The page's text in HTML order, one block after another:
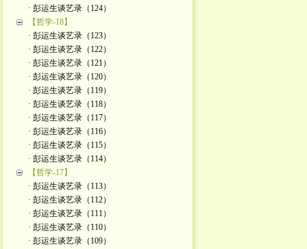
· 彭运生谈艺录（124）
【哲学-18】
· 彭运生谈艺录（123）
· 彭运生谈艺录（122）
· 彭运生谈艺录（121）
· 彭运生谈艺录（120）
· 彭运生谈艺录（119）
· 彭运生谈艺录（118）
· 彭运生谈艺录（117）
· 彭运生谈艺录（116）
· 彭运生谈艺录（115）
· 彭运生谈艺录（114）
【哲学-17】
· 彭运生谈艺录（113）
· 彭运生谈艺录（112）
· 彭运生谈艺录（111）
· 彭运生谈艺录（110）
· 彭运生谈艺录（109）